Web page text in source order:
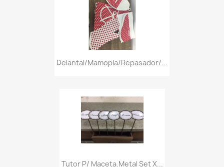
Delantal/mamopla/repasador/...
Tutor P/ Maceta.metal Set X...